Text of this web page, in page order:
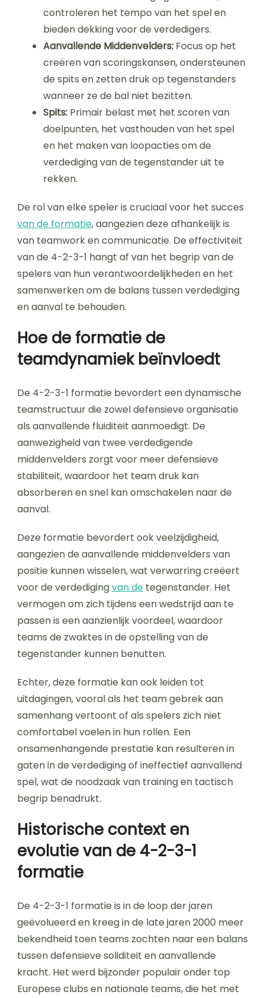
controleren het tempo van het spel en
bieden dekking voor de verdedigers.
Aanvallende Middenvelders: Focus op het
creëren van scoringskansen, ondersteunen
de spits en zetten druk op tegenstanders
wanneer ze de bal niet bezitten.
Spits: Primair belast met het scoren van
doelpunten, het vasthouden van het spel
en het maken van loopacties om de
verdediging van de tegenstander uit te
rekken.
De rol van elke speler is cruciaal voor het succes
van de formatie, aangezien deze afhankelijk is
van teamwork en communicatie. De effectiviteit
van de 4-2-3-1 hangt af van het begrip van de
spelers van hun verantwoordelijkheden en het
samenwerken om de balans tussen verdediging
en aanval te behouden.
Hoe de formatie de
teamdynamiek beïnvloedt
De 4-2-3-1 formatie bevordert een dynamische
teamstructuur die zowel defensieve organisatie
als aanvallende fluiditeit aanmoedigt. De
aanwezigheid van twee verdedigende
middenvelders zorgt voor meer defensieve
stabiliteit, waardoor het team druk kan
absorberen en snel kan omschakelen naar de
aanval.
Deze formatie bevordert ook veelzijdigheid,
aangezien de aanvallende middenvelders van
positie kunnen wisselen, wat verwarring creëert
voor de verdedigingvan de tegenstander. Het
vermogen om zich tijdens een wedstrijd aan te
passen is een aanzienlijk voordeel, waardoor
teams de zwaktes in de opstelling van de
tegenstander kunnen benutten.
Echter, deze formatie kan ook leiden tot
uitdagingen, vooral als het team gebrek aan
samenhang vertoont of als spelers zich niet
comfortabel voelen in hun rollen. Een
onsamenhangende prestatie kan resulteren in
gaten in de verdediging of ineffectief aanvallend
spel, wat de noodzaak van training en tactisch
begrip benadrukt.
Historische context en
evolutie van de 4-2-3-1
formatie
De 4-2-3-1 formatie is in de loop der jaren
geëvolueerd en kreeg in de late jaren 2000 meer
bekendheid toen teams zochten naar een balans
tussen defensieve soliditeit en aanvallende
kracht. Het werd bijzonder populair onder top
Europese clubs en nationale teams, die het met